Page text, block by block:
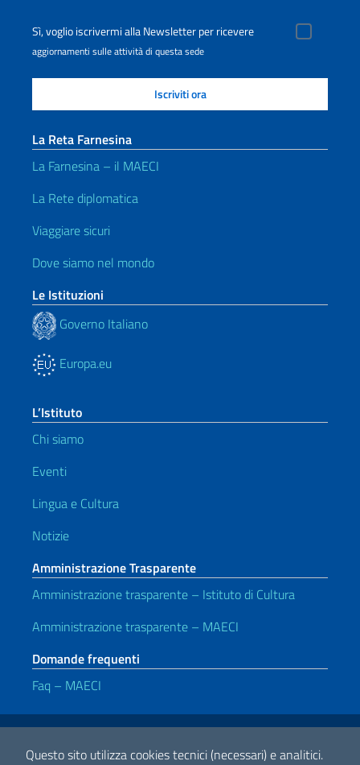
Questo sito utilizza cookies tecnici (necessari) e analitici.
Sì, voglio iscrivermi alla Newsletter per ricevere
aggiornamenti sulle attività di questa sede
La Reta Farnesina
La Farnesina – il MAECI
La Rete diplomatica
Viaggiare sicuri
Dove siamo nel mondo
Le Istituzioni
Governo Italiano
Europa.eu
L’Istituto
Chi siamo
Eventi
Lingua e Cultura
Notizie
Amministrazione Trasparente
Amministrazione trasparente – Istituto di Cultura
Amministrazione trasparente – MAECI
Domande frequenti
Faq – MAECI
Link Utili